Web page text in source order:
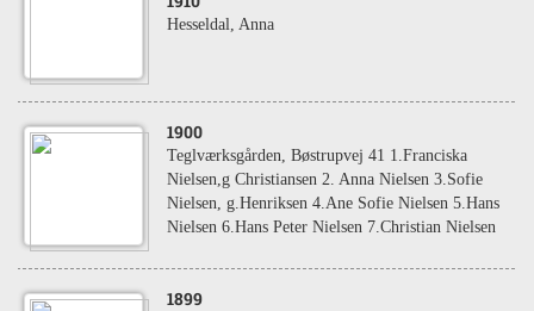
Hesseldal, Anna
1900
Teglværksgården, Bøstrupvej 41 1.Franciska
Nielsen,g Christiansen 2. Anna Nielsen 3.Sofie
Nielsen, g.Henriksen 4.Ane Sofie Nielsen 5.Hans
Nielsen 6.Hans Peter Nielsen 7.Christian Nielsen
1899